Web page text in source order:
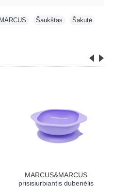
Šaukštas Šakutė
MARCUS&MARCUS
silikoninė lėkštė – žaidimų